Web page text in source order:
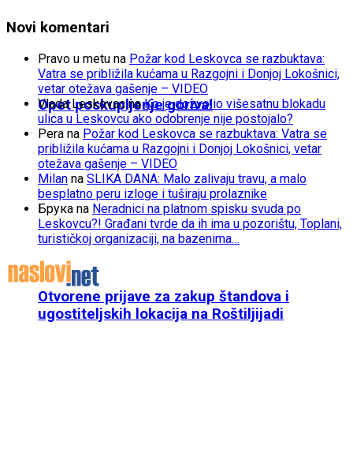
Opet poskupljenje goriva!
Otvorene prijave za zakup štandova i
ugostiteljskih lokacija na Roštiljijadi
Novi komentari
Pravo u metu na Požar kod Leskovca se razbuktava:
Vatra se približila kućama u Razgojni i Donjoj Lokošnici,
vetar otežava gašenje – VIDEO
Vlada LeskovacnaKo je dozvolio višesatnu blokadu
ulica u Leskovcu ako odobrenje nije postojalo?
Pera na Požar kod Leskovca se razbuktava: Vatra se
približila kućama u Razgojni i Donjoj Lokošnici, vetar
otežava gašenje – VIDEO
Milan na SLIKA DANA: Malo zalivaju travu, a malo
besplatno peru izloge i tuširaju prolaznike
Брука na Neradnici na platnom spisku svuda po
Leskovcu?! Građani tvrde da ih ima u pozorištu, Toplani,
turističkoj organizaciji, na bazenima…